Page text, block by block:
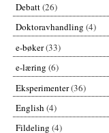
Debatt(26)
Doktoravhandling (4)
e-bøker(33)
e-læring (6)
Eksperimenter(36)
English (4)
Fildeling (4)